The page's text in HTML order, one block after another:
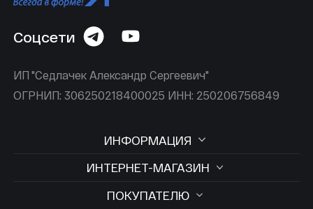
ИП "Седлачек Александр Сергеевич"
ОГРНИП: 306250218400025 ИНН: 250206756849
Соцсети
ИНФОРМАЦИЯ
ИНТЕРНЕТ-МАГАЗИН
ПОКУПАТЕЛЮ